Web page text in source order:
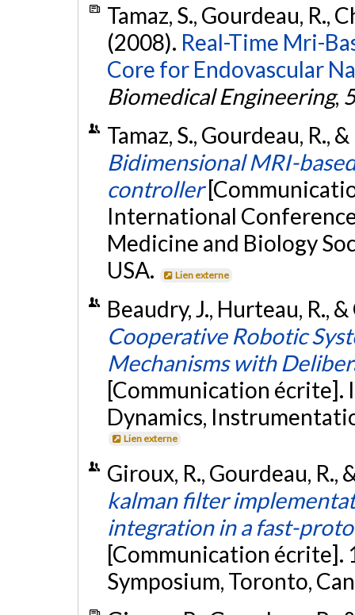
Tamaz, S., Gourdeau, R.,
(2008). Real-Time Mri-
Core for Endovascular
Biomedical Engineering,
Tamaz, S., Gourdeau, R.,
Bidimensional MRI-
controller
International
Medicine and Biology
USA.
Lien externe
Beaudry, J., Hurteau, R.,
Cooperative Robotic
Mechanisms with
[Communication
Dynamics,
Lien externe
Giroux, R., Gourdeau, R.,
kalman filter
integration in a fast-
[Communication écrite].
Symposium, Toronto,